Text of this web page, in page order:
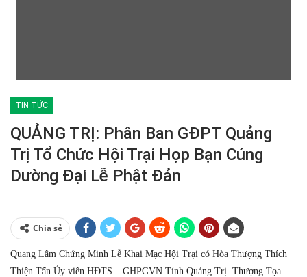
TIN TỨC
QUẢNG TRỊ: Phân Ban GĐPT Quảng
Trị Tổ Chức Hội Trại Họp Bạn Cúng
Dường Đại Lễ Phật Đản
Chia sẻ
Quang Lâm Chứng Minh Lễ Khai Mạc Hội Trại có Hòa Thượng Thích
Thiện Tấn Ủy viên HĐTS – GHPGVN Tỉnh Quảng Trị. Thượng Tọa